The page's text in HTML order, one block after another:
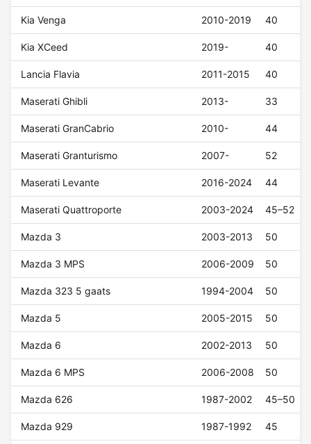
Kia Venga 2010-2019 40
Kia XCeed 2019- 40
Lancia Flavia 2011-2015 40
Maserati Ghibli 2013- 33
Maserati GranCabrio 2010- 44
Maserati Granturismo 2007- 52
Maserati Levante 2016-2024 44
Maserati Quattroporte 2003-2024 45–52
Mazda 3 2003-2013 50
Mazda 3 MPS 2006-2009 50
Mazda 323 5 gaats 1994-2004 50
Mazda 5 2005-2015 50
Mazda 6 2002-2013 50
Mazda 6 MPS 2006-2008 50
Mazda 626 1987-2002 45–50
Mazda 929 1987-1992 45